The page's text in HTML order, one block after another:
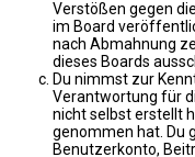
Verstößen gegen
im Board
nach Abmahnung
dieses Boards
Du nimmst zur
Verantwortung für
nicht selbst erstellt
genommen hat. Du
Benutzerkonto,